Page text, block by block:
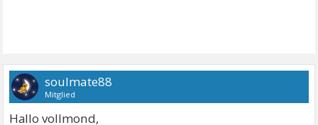
soulmate88
Mitglied
Hallo vollmond,